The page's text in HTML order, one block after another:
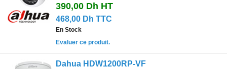
390,00 Dh HT
468,00 Dh TTC
En Stock
Evaluer ce produit.
Dahua HDW1200RP-VF